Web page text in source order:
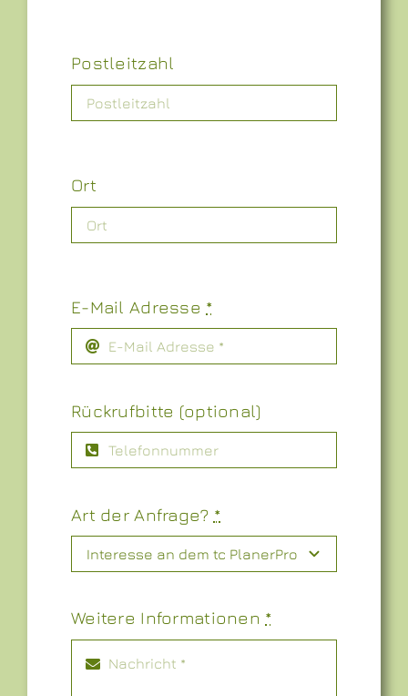
Postleitzahl
Ort
E-Mail Adresse *
Rückrufbitte (optional)
Art der Anfrage? *
Weitere Informationen *